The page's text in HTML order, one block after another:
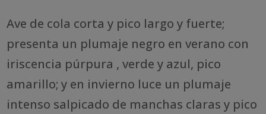
Ave de cola corta y pico largo y fuerte;
presenta un plumaje negro en verano con
iriscencia púrpura , verde y azul, pico
amarillo; y en invierno luce un plumaje
intenso salpicado de manchas claras y pico